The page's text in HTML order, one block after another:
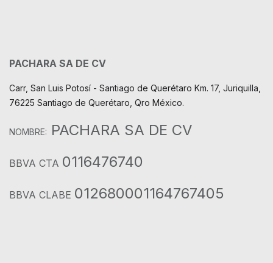
PACHARA SA DE CV
Carr, San Luis Potosí - Santiago de Querétaro Km. 17, Juriquilla,
76225 Santiago de Querétaro, Qro México.
NOMBRE: PACHARA SA DE CV
BBVA CTA 0116476740
BBVA CLABE 012680001164767405